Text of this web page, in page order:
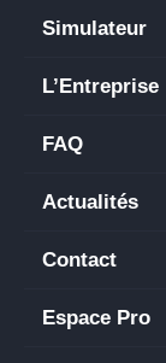
Simulateur
L’Entreprise
FAQ
Actualités
Contact
Espace Pro